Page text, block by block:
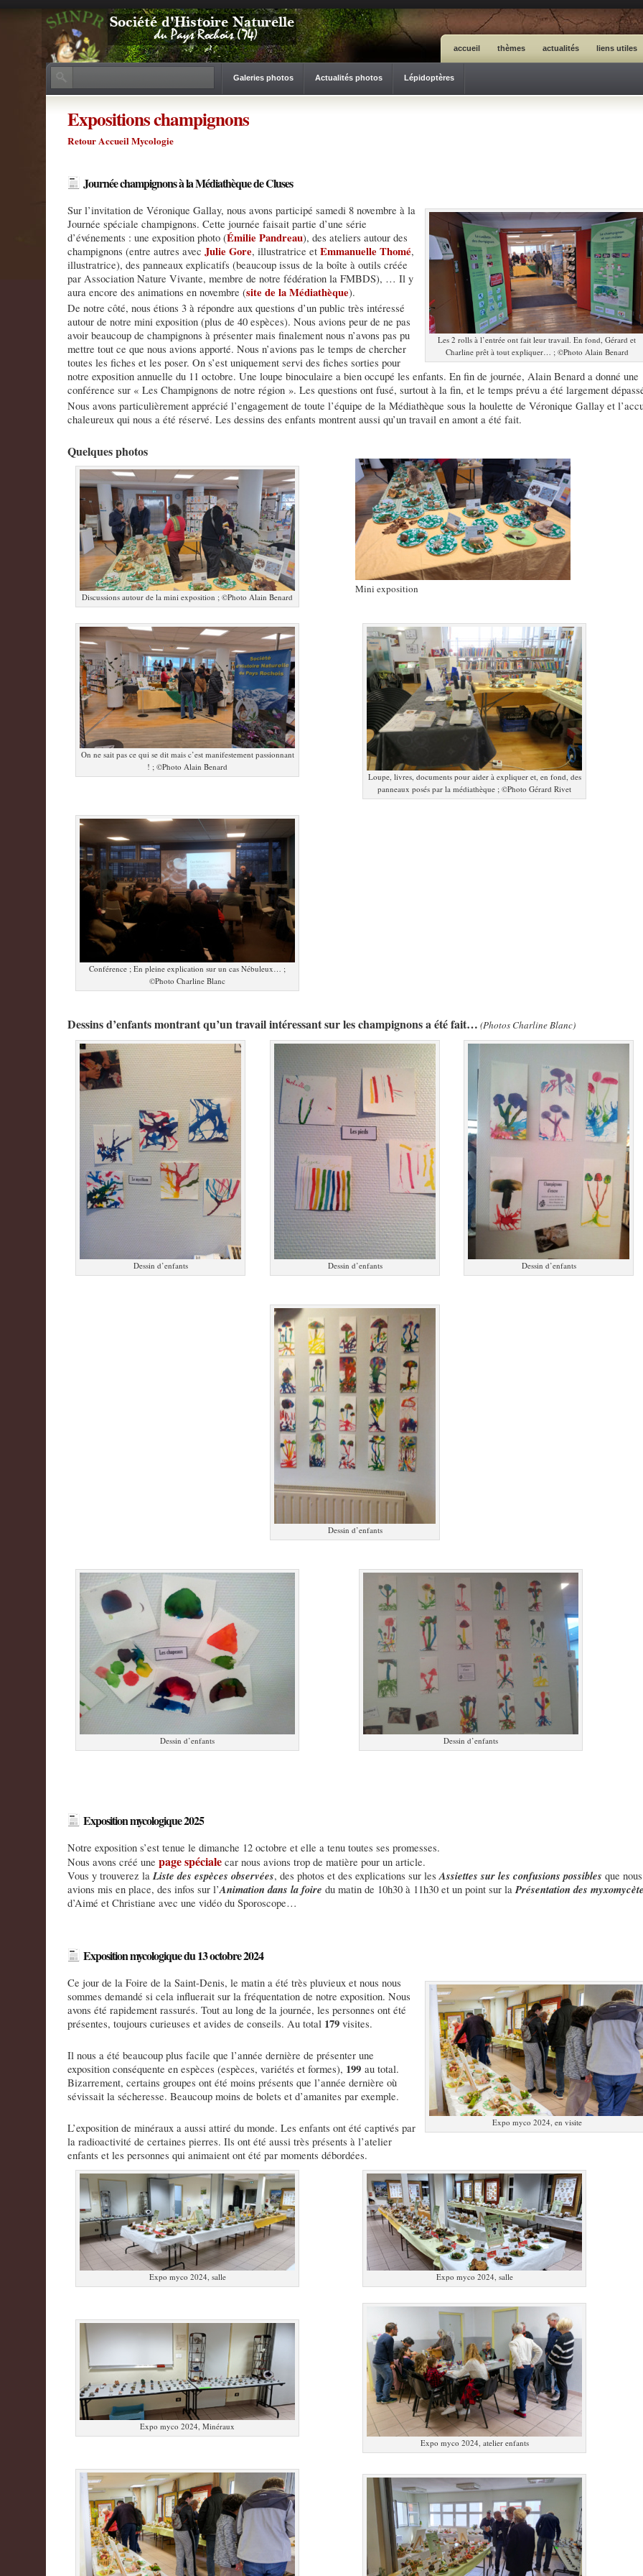
accueil thèmes actualités liens utiles
Galeries photos Actualités photos Lépidoptères
Expositions champignons
Retour Accueil Mycologie
Journée champignons à la Médiathèque de Cluses
Les 2 rolls à l’entrée ont fait leur travail. En fond, Gérard et
Charline prêt à tout expliquer… ; ©Photo Alain Benard
Sur l’invitation de Véronique Gallay, nous avons participé samedi 8 novembre à la
Journée spéciale champignons. Cette journée faisait partie d’une série
d’événements : une exposition photo (Émilie Pandreau), des ateliers autour des
champignons (entre autres avec Julie Gore, illustratrice et Emmanuelle Thomé,
illustratrice), des panneaux explicatifs (beaucoup issus de la boîte à outils créée
par Association Nature Vivante, membre de notre fédération la FMBDS), … Il y
aura encore des animations en novembre (site de la Médiathèque).
De notre côté, nous étions 3 à répondre aux questions d’un public très intéressé
autour de notre mini exposition (plus de 40 espèces). Nous avions peur de ne pas
avoir beaucoup de champignons à présenter mais finalement nous n’avons pas pu
mettre tout ce que nous avions apporté. Nous n’avions pas le temps de chercher
toutes les fiches et les poser. On s’est uniquement servi des fiches sorties pour
notre exposition annuelle du 11 octobre. Une loupe binoculaire a bien occupé les enfants. En fin de journée, Alain Benard a donné une
conférence sur « Les Champignons de notre région ». Les questions ont fusé, surtout à la fin, et le temps prévu a été largement
Nous avons particulièrement apprécié l’engagement de toute l’équipe de la Médiathèque sous la houlette de Véronique Gallay et
chaleureux qui nous a été réservé. Les dessins des enfants montrent aussi qu’un travail en amont a été fait.
Quelques photos
Discussions autour de la mini exposition ; ©Photo Alain Benard
Mini exposition
On ne sait pas ce qui se dit mais c’est manifestement passionnant
! ; ©Photo Alain Benard
Loupe, livres, documents pour aider à expliquer et, en fond, des
panneaux posés par la médiathèque ; ©Photo Gérard Rivet
Conférence ; En pleine explication sur un cas Nébuleux… ;
©Photo Charline Blanc
Dessins d’enfants montrant qu’un travail intéressant sur les champignons a été fait… (Photos Charline Blanc)
Dessin d’enfants Dessin d’enfants Dessin d’enfants
Dessin d’enfants
Dessin d’enfants Dessin d’enfants
Exposition mycologique 2025
Notre exposition s’est tenue le dimanche 12 octobre et elle a tenu toutes ses promesses.
Nous avons créé une page spéciale car nous avions trop de matière pour un article.
Vous y trouverez laListe des espèces observées, des photos et des explications sur lesAssiettes sur les confusions possibles que nous
avions mis en place, des infos sur l’Animation dans la foire du matin de 10h30 à 11h30 et un point sur laPrésentation des
d’Aimé et Christiane avec une vidéo du Sporoscope…
Exposition mycologique du 13 octobre 2024
Expo myco 2024, en visite
Ce jour de la Foire de la Saint-Denis, le matin a été très pluvieux et nous nous
sommes demandé si cela influerait sur la fréquentation de notre exposition. Nous
avons été rapidement rassurés. Tout au long de la journée, les personnes ont été
présentes, toujours curieuses et avides de conseils. Au total 179 visites.
Il nous a été beaucoup plus facile que l’année dernière de présenter une
exposition conséquente en espèces (espèces, variétés et formes), 199 au total.
Bizarrement, certains groupes ont été moins présents que l’année dernière où
sévissait la sécheresse. Beaucoup moins de bolets et d’amanites par exemple.
L’exposition de minéraux a aussi attiré du monde. Les enfants ont été captivés par
la radioactivité de certaines pierres. Ils ont été aussi très présents à l’atelier
enfants et les personnes qui animaient ont été par moments débordées.
Expo myco 2024, salle Expo myco 2024, salle
Expo myco 2024, Minéraux
Expo myco 2024, atelier enfants